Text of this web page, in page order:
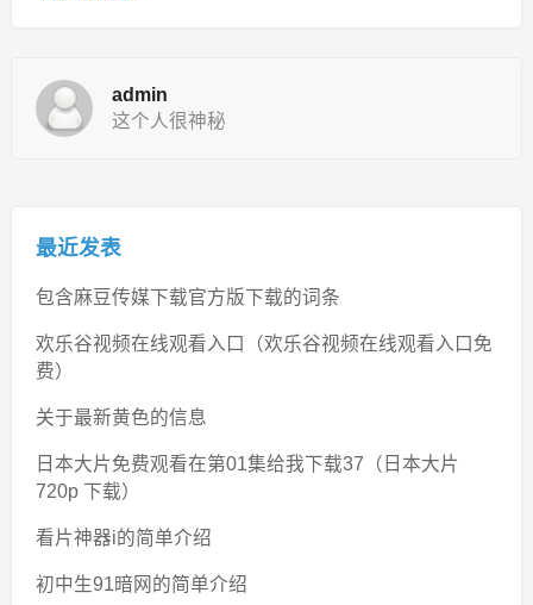
admin
这个人很神秘
最近发表
包含麻豆传媒下载官方版下载的词条
欢乐谷视频在线观看入口（欢乐谷视频在线观看入口免
费）
关于最新黄色的信息
日本大片免费观看在第01集给我下载37（日本大片
720p 下载）
看片神器i的简单介绍
初中生91暗网的简单介绍